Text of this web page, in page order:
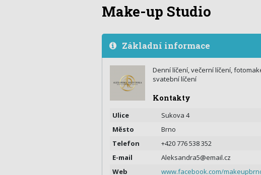
Make-up Studio
Základní informace
Denní líčení, večerní líčení,
svatební líčení
Kontakty
Ulice
Sukova 4
Město
Brno
Telefon
+420 776 538 352
E-mail
Aleksandra5@email.cz
Web
www.facebook.com/